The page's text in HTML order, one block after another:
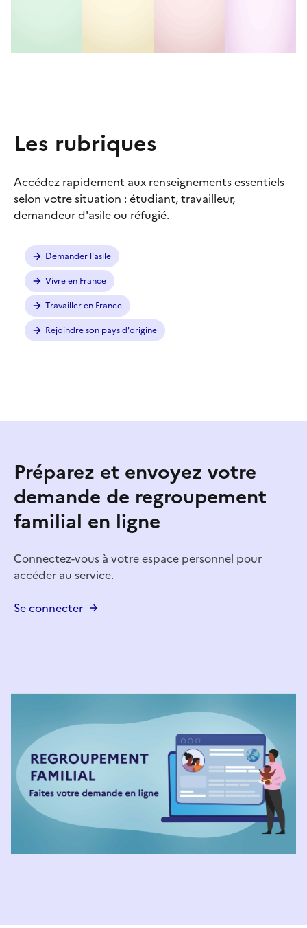
Les rubriques
Accédez rapidement aux renseignements essentiels
selon votre situation : étudiant, travailleur,
demandeur d'asile ou réfugié.
Demander l'asile
Vivre en France
Travailler en France
Rejoindre son pays d'origine
Préparez et envoyez votre
demande de regroupement
familial en ligne
Connectez-vous à votre espace personnel pour
accéder au service.
Se connecter